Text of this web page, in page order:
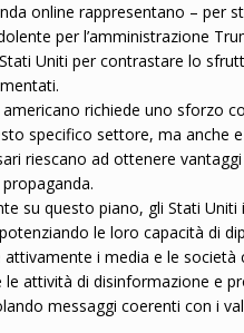
online rappresentano – per
per l’amministrazione
Uniti per contrastare lo
richiede uno sforzo
specifico settore, ma anche
riescano ad ottenere
su questo piano, gli Stati
le loro capacità di
attivamente i media e le
attività di disinformazione e
messaggi coerenti con i